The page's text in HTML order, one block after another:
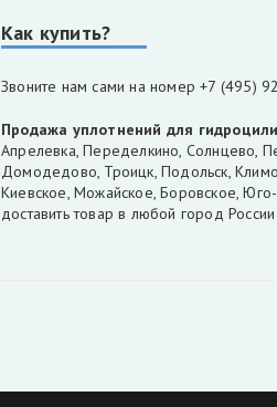
Как купить?
Звоните нам сами на номер +7 (495)
Продажа уплотнений для
Апрелевка, Переделкино, Солнцево,
Домодедово, Троицк, Подольск,
Киевское, Можайское, Боровское,
доставить товар в любой город